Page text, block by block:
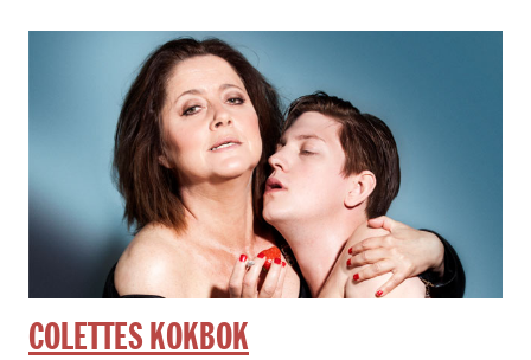
COLETTES KOKBOK